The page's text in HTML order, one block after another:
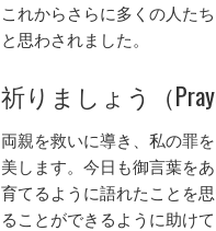
これからさらに多くの人た
と思わされました。
祈りましょう（
両親を救いに導き、私の罪
美します。今日も御言葉を
育てるように語れたことを
ることができるように助け